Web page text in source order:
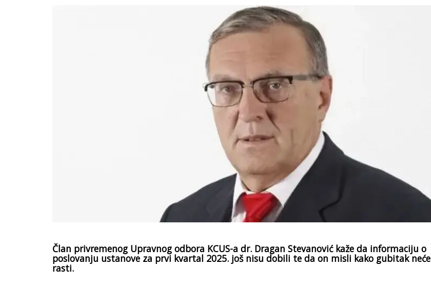
Član privremenog Upravnog odbora KCUS-a dr. Dragan Stevanović kaže da informaciju o
poslovanju ustanove za prvi kvartal 2025. još nisu dobili te da on misli kako gubitak neće
rasti.